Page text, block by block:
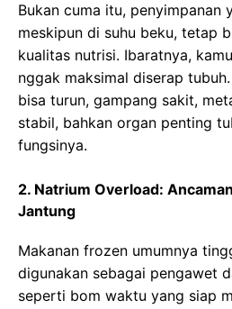
Bukan cuma itu, penyimpanan
meskipun di suhu beku, tetap
kualitas nutrisi. Ibaratnya,
nggak maksimal diserap
bisa turun, gampang sakit,
stabil, bahkan organ penting
fungsinya.
2. Natrium Overload:
Jantung
Makanan frozen umumnya
digunakan sebagai pengawet
seperti bom waktu yang siap